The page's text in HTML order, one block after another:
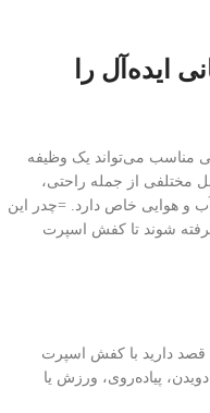
ایده‌آل را
مناسب می‌تواند یک وظیفه
مختلفی از جمله راحتی،
و هوایی خاص دارد. =چدر این
شوند تا کفش اسپرت
قصد دارید با کفش اسپرت
پیاده‌روی، ورزش یا